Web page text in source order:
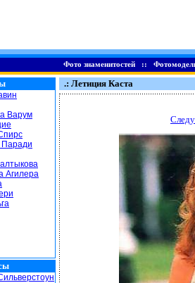
Фото знаменитостей::
Варум
Паради
Агилера
.: Летиция Каста